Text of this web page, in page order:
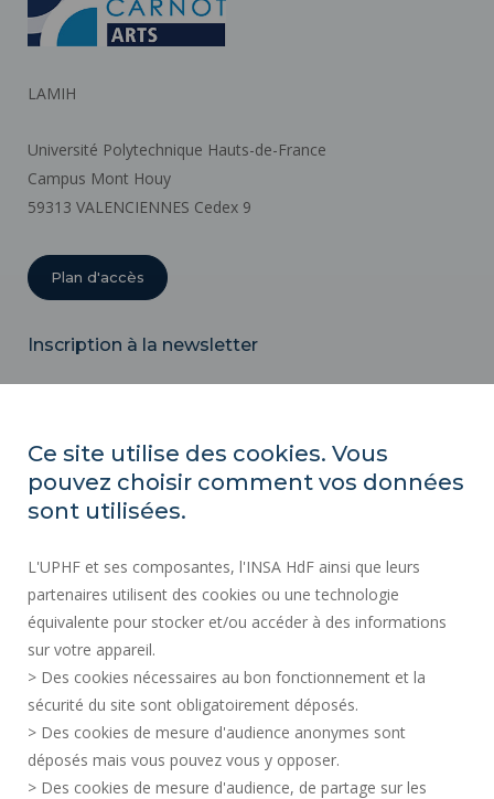
LAMIH
Université Polytechnique Hauts-de-France
Campus Mont Houy
59313 VALENCIENNES Cedex 9
Plan d'accès
Inscription à la newsletter
ACTES RÉGLEMENTAIRES
MARCHÉS PUBLICS
MENTIONS LÉGALES
ESPACE PRESSE
RECRUTEMENTS
PLAN DU SITE
DONNÉES PERSONNELLES
Ce site utilise des cookies. Vous
pouvez choisir comment vos données
sont utilisées.
L'UPHF et ses composantes, l'INSA HdF ainsi que leurs
partenaires utilisent des cookies ou une technologie
équivalente pour stocker et/ou accéder à des informations
sur votre appareil.
> Des cookies nécessaires au bon fonctionnement et la
sécurité du site sont obligatoirement déposés.
> Des cookies de mesure d'audience anonymes sont
déposés mais vous pouvez vous y opposer.
> Des cookies de mesure d'audience, de partage sur les